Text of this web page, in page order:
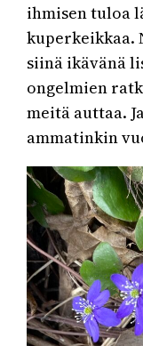
ihmisen tuloa
kuperkeikkaa.
siinä ikävänä
ongelmien
meitä auttaa.
ammatinkin